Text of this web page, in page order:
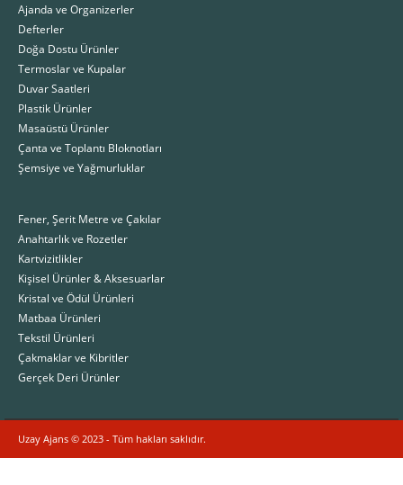
Ajanda ve Organizerler
Defterler
Doğa Dostu Ürünler
Termoslar ve Kupalar
Duvar Saatleri
Plastik Ürünler
Masaüstü Ürünler
Çanta ve Toplantı Bloknotları
Şemsiye ve Yağmurluklar
Fener, Şerit Metre ve Çakılar
Anahtarlık ve Rozetler
Kartvizitlikler
Kişisel Ürünler & Aksesuarlar
Kristal ve Ödül Ürünleri
Matbaa Ürünleri
Tekstil Ürünleri
Çakmaklar ve Kibritler
Gerçek Deri Ürünler
Uzay Ajans © 2023 - Tüm hakları saklıdır.